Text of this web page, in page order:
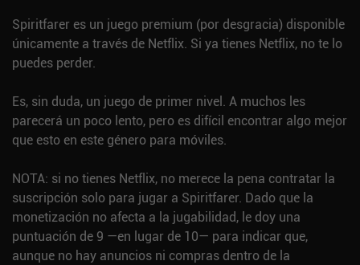
Spiritfarer es un juego premium (por desgracia) disponible
únicamente a través de Netflix. Si ya tienes Netflix, no te lo
puedes perder.
Es, sin duda, un juego de primer nivel. A muchos les
parecerá un poco lento, pero es difícil encontrar algo mejor
que esto en este género para móviles.
NOTA: si no tienes Netflix, no merece la pena contratar la
suscripción solo para jugar a Spiritfarer. Dado que la
monetización no afecta a la jugabilidad, le doy una
puntuación de 9 —en lugar de 10— para indicar que,
aunque no hay anuncios ni compras dentro de la